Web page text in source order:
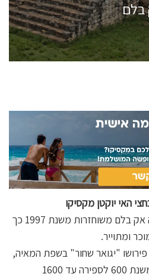
בלם
האי יוקטן מקסיקו
הריסות או חורבות עיר המאיה אק בלם משוחזרות משנת 1997 כך
ומתוייר.
המונח אק בלם – Ek Balam פירושו "יגואר שחור" בשפת המאיה,
העיר אק בלם הייתה פעילה משנת 600 לספירה עד 1600